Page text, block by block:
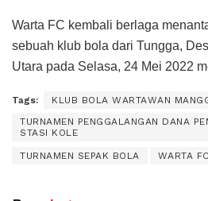
Warta FC kembali berlaga
sebuah klub bola dari Tungga,
Utara pada Selasa, 24 Mei 2022
Tags:
KLUB BOLA WARTAWAN
TURNAMEN PENGGALANGAN DANA
STASI KOLE
TURNAMEN SEPAK BOLA WARTA FC